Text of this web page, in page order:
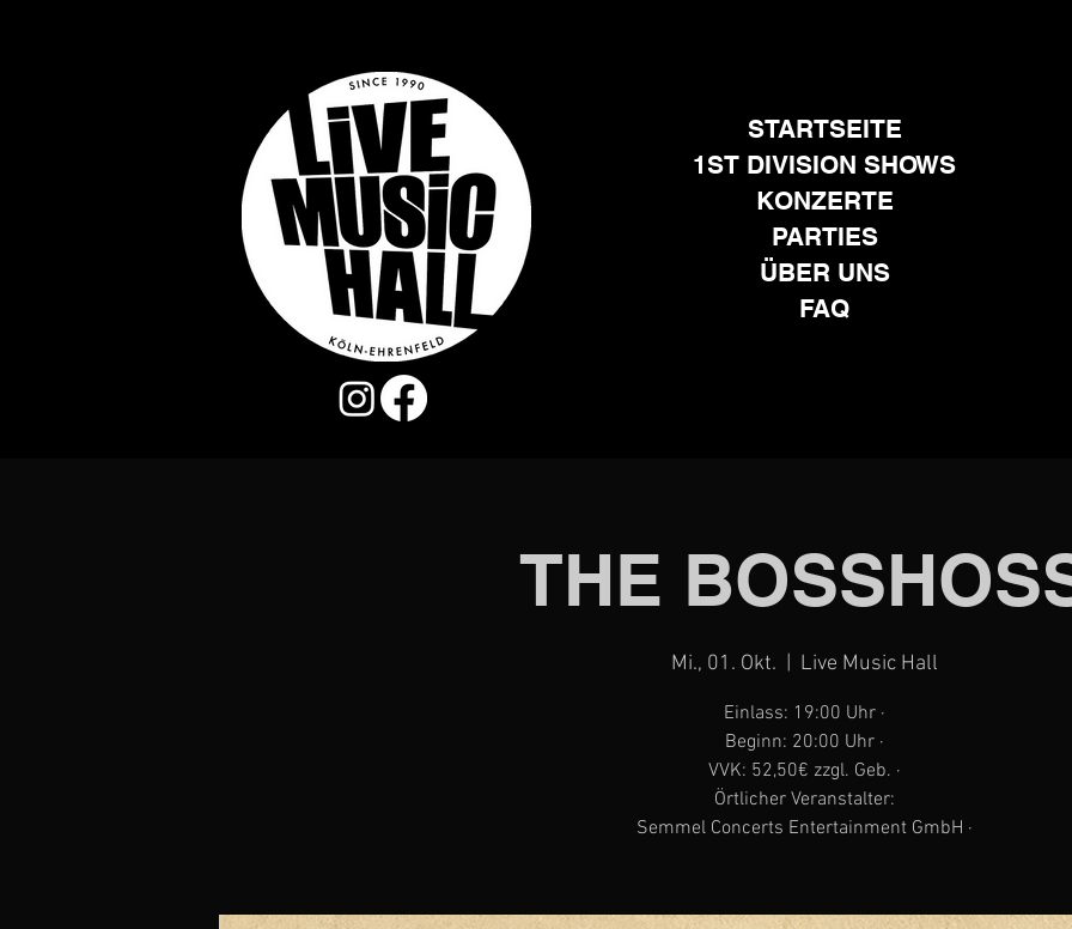
STARTSEITE
1ST DIVISION SHOWS
KONZERTE
PARTIES
ÜBER UNS
FAQ
THE
Mi., 01. Okt. Live Music Hall
Einlass: 19:00 Uhr ·
Beginn: 20:00 Uhr ·
VVK: 52,50€ zzgl. Geb. ·
Örtlicher Veranstalter:
Semmel Concerts Entertainment GmbH ·